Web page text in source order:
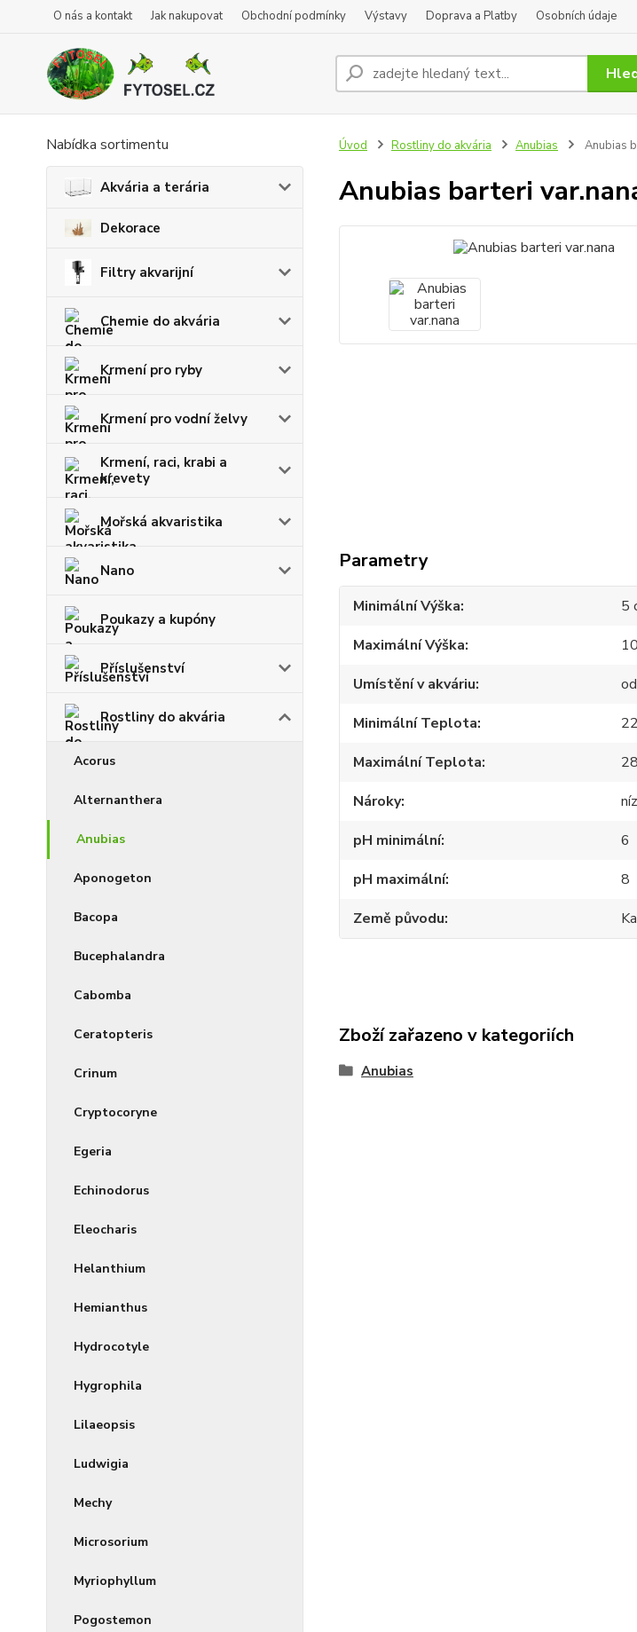
O nás a kontakt Jak nakupovat Obchodní podmínky Výstavy Doprava a Platby Osobních údaje
Nabídka sortimentu
Akvária a terária
Dekorace
Filtry akvarijní
Chemie do akvária
Krmení pro ryby
Krmení pro vodní želvy
Krmení, raci, krabi a
krevety
Mořská akvaristika
Nano
Poukazy a kupóny
Příslušenství
Rostliny do akvária
Acorus
Alternanthera
Anubias
Aponogeton
Bacopa
Bucephalandra
Cabomba
Ceratopteris
Crinum
Cryptocoryne
Egeria
Echinodorus
Eleocharis
Helanthium
Hemianthus
Hydrocotyle
Hygrophila
Lilaeopsis
Ludwigia
Mechy
Microsorium
Myriophyllum
Pogostemon
Úvod Rostliny do akvária Anubias Anubias
Anubias barteri
Parametry
Minimální Výška
5
Maximální Výška
Umístění v akváriu
Minimální Teplota
Maximální Teplota
Nároky
pH minimální
6
pH maximální
8
Země původu
Zboží zařazeno v kategoriích
Anubias